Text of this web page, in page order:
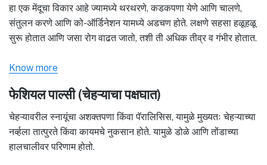
हा एक मेंदूचा विकार आहे ज्यामध्ये थरथरणे, कडकपणा येणे आणि चालणे,
संतुलन करणे आणि को-ऑर्डिनेशन यामध्ये अडचण होते. लक्षणे सहसा हळूहळू
सुरू होतात आणि जसा रोग वाढत जातो, तशी ती अधिक तीव्र व गंभीर होतात.
Know more
फेशियल पाल्सी (चेहऱ्याचा पक्षघात)
चेहऱ्यावरील स्नायूंचा अशक्तपणा किंवा पॅरालिसिस, यामुळे मुख्यतः चेहऱ्याच्या
नर्व्हला तात्पुरते किंवा कायमचे नुकसान होते. यामुळे डोळे आणि तोंडाच्या
हालचालीवर परिणाम होतो.